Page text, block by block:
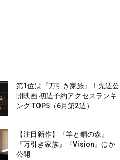
第1位は『万引き家族』！先週公
開映画 初週予約アクセスランキ
ング TOP5（6月第2週）
【注目新作】『羊と鋼の森』
『万引き家族』『Vision』ほか
公開